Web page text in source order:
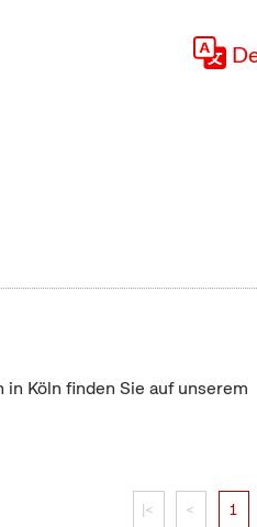
Köln finden Sie auf unserem
|< < 1